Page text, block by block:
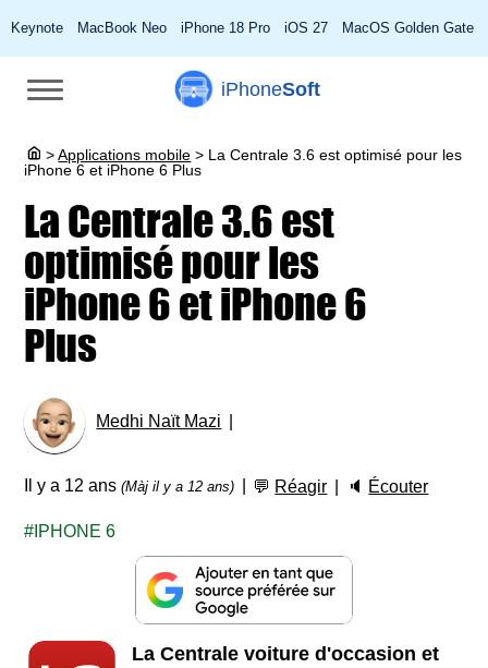
Keynote MacBook Neo iPhone 18 Pro iOS 27 MacOS Golden Gate
iPhoneSoft
> Applications mobile > La Centrale 3.6 est optimisé pour les
iPhone 6 et iPhone 6 Plus
La Centrale 3.6 est
optimisé pour les
iPhone 6 et iPhone 6
Plus
Medhi Naït Mazi
Il y a 12 ans(Màj il y a 12 ans) 💬 Réagir 🔈 Écouter
IPHONE 6
La Centrale voiture d'occasion et